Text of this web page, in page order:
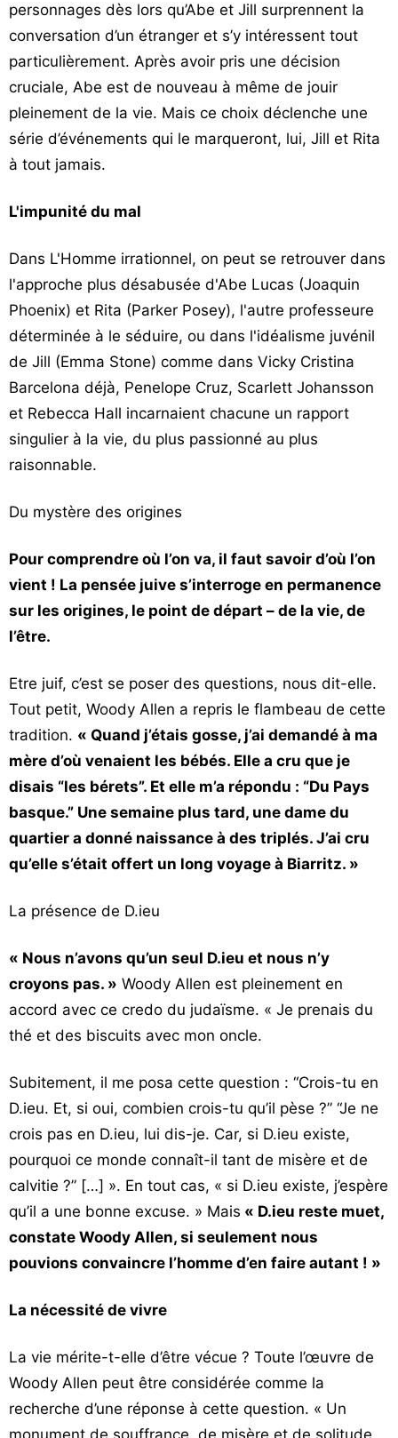
personnages dès lors qu’Abe et Jill surprennent la
conversation d’un étranger et s’y intéressent tout
particulièrement. Après avoir pris une décision
cruciale, Abe est de nouveau à même de jouir
pleinement de la vie. Mais ce choix déclenche une
série d’événements qui le marqueront, lui, Jill et Rita
à tout jamais.
L'impunité du mal
Dans L'Homme irrationnel, on peut se retrouver dans
l'approche plus désabusée d'Abe Lucas (Joaquin
Phoenix) et Rita (Parker Posey), l'autre professeure
déterminée à le séduire, ou dans l'idéalisme juvénil
de Jill (Emma Stone) comme dans Vicky Cristina
Barcelona déjà, Penelope Cruz, Scarlett Johansson
et Rebecca Hall incarnaient chacune un rapport
singulier à la vie, du plus passionné au plus
raisonnable.
Du mystère des origines
Pour comprendre où l’on va, il faut savoir d’où l’on
vient ! La pensée juive s’interroge en permanence
sur les origines, le point de départ – de la vie, de
l’être.
Etre juif, c’est se poser des questions, nous dit-elle.
Tout petit, Woody Allen a repris le flambeau de cette
tradition. « Quand j’étais gosse, j’ai demandé à ma
mère d’où venaient les bébés. Elle a cru que je
disais “les bérets”. Et elle m’a répondu : “Du Pays
basque.” Une semaine plus tard, une dame du
quartier a donné naissance à des triplés. J’ai cru
qu’elle s’était offert un long voyage à Biarritz. »
La présence de D.ieu
« Nous n’avons qu’un seul D.ieu et nous n’y
croyons pas. » Woody Allen est pleinement en
accord avec ce credo du judaïsme. « Je prenais du
thé et des biscuits avec mon oncle.
Subitement, il me posa cette question : “Crois-tu en
D.ieu. Et, si oui, combien crois-tu qu’il pèse ?” “Je ne
crois pas en D.ieu, lui dis-je. Car, si D.ieu existe,
pourquoi ce monde connaît-il tant de misère et de
calvitie ?” […] ». En tout cas, « si D.ieu existe, j’espère
qu’il a une bonne excuse. » Mais « D.ieu reste muet,
constate Woody Allen, si seulement nous
pouvions convaincre l’homme d’en faire autant ! »
La nécessité de vivre
La vie mérite-t-elle d’être vécue ? Toute l’œuvre de
Woody Allen peut être considérée comme la
recherche d’une réponse à cette question. « Un
monument de souffrance, de misère et de solitude,